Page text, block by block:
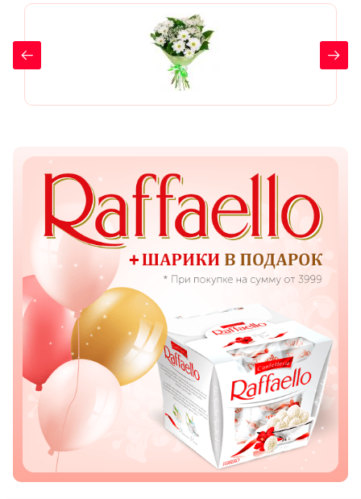
Цветы дочери
Цветы сестре
Показать еще
Цветы
Подсолнухи
Лизиантусы
Хризантемы
Лилии
Орхидеи